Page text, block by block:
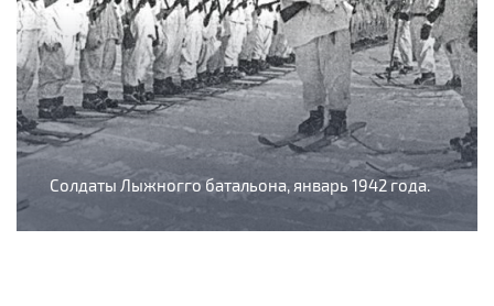
Солдаты Лыжногго батальона, январь 1942 года.